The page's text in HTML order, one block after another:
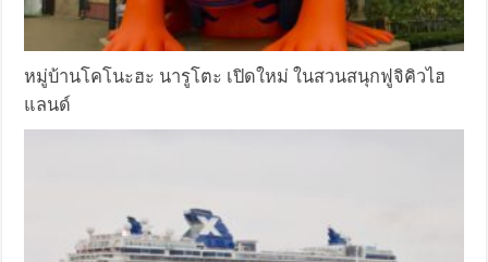
หมู่บ้านโคโนะฮะ นารูโตะ เปิดใหม่ ในสวนสนุกฟูจิคิวไฮ
แลนด์